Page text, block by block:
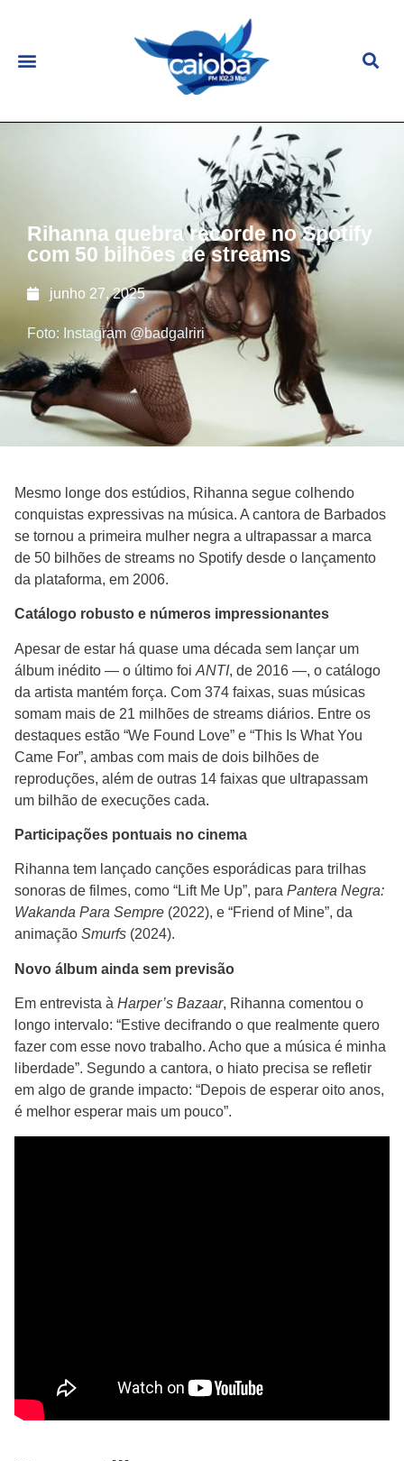
Rihanna quebra recorde no Spotify
com 50 bilhões de streams
junho 27, 2025
Foto: Instagram @badgalriri
Mesmo longe dos estúdios, Rihanna segue colhendo
conquistas expressivas na música. A cantora de Barbados
se tornou a primeira mulher negra a ultrapassar a marca
de 50 bilhões de streams no Spotify desde o lançamento
da plataforma, em 2006.
Catálogo robusto e números impressionantes
Apesar de estar há quase uma década sem lançar um
álbum inédito — o último foi ANTI, de 2016 —, o catálogo
da artista mantém força. Com 374 faixas, suas músicas
somam mais de 21 milhões de streams diários. Entre os
destaques estão “We Found Love” e “This Is What You
Came For”, ambas com mais de dois bilhões de
reproduções, além de outras 14 faixas que ultrapassam
um bilhão de execuções cada.
Participações pontuais no cinema
Rihanna tem lançado canções esporádicas para trilhas
sonoras de filmes, como “Lift Me Up”, para Pantera Negra:
Wakanda Para Sempre (2022), e “Friend of Mine”, da
animação Smurfs (2024).
Novo álbum ainda sem previsão
Em entrevista à Harper’s Bazaar, Rihanna comentou o
longo intervalo: “Estive decifrando o que realmente quero
fazer com esse novo trabalho. Acho que a música é minha
liberdade”. Segundo a cantora, o hiato precisa se refletir
em algo de grande impacto: “Depois de esperar oito anos,
é melhor esperar mais um pouco”.